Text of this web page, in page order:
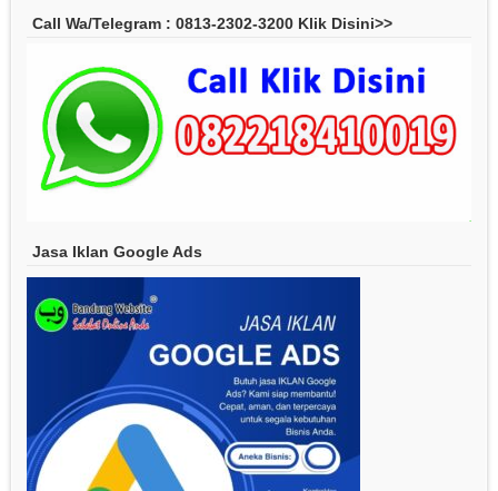
Call Wa/Telegram : 0813-2302-3200 Klik Disini>>
Jasa Iklan Google Ads